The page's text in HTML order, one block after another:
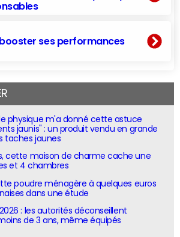
ses performances
physique m'a donné cette astuce
jaunis" : un produit vendu en grande
taches jaunes
cette maison de charme cache une
et 4 chambres
poudre ménagère à quelques euros
dans une étude
: les autorités déconseillent
de 3 ans, même équipés